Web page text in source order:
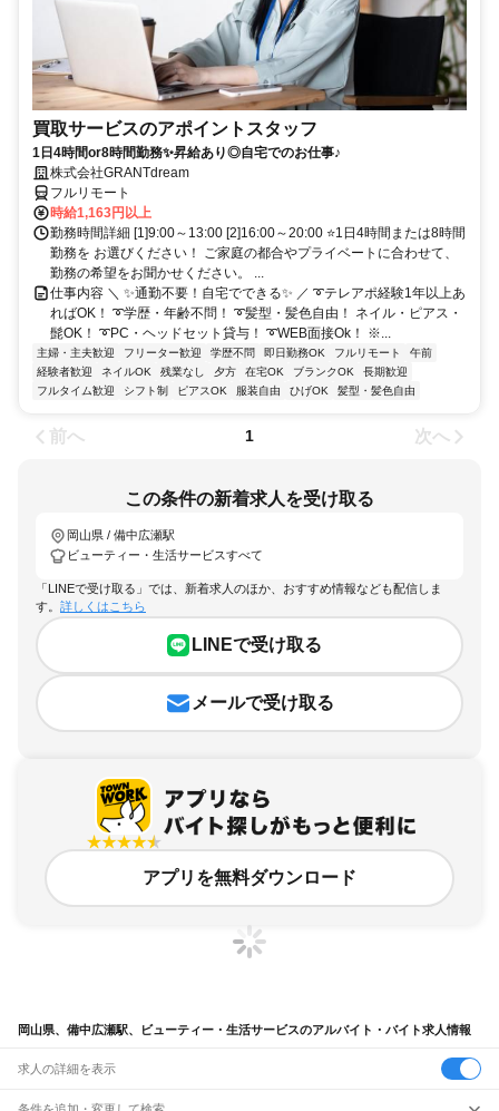
買取サービスのアポイントスタッフ
1日4時間or8時間勤務✨昇給あり◎自宅でのお仕事♪
株式会社GRANTdream
フルリモート
時給1,163円以上
勤務時間詳細 [1]9:00～13:00 [2]16:00～20:00 ⭐1日4時間または8時間
勤務を お選びください！ ご家庭の都合やプライベートに合わせて、
勤務の希望をお聞かせください。 ...
仕事内容 ＼ ✨通勤不要！自宅でできる✨ ／ ➰テレアポ経験1年以上あ
ればOK！ ➰学歴・年齢不問！ ➰髪型・髪色自由！ ネイル・ピアス・
髭OK！ ➰PC・ヘッドセット貸与！ ➰WEB面接Ok！ ※...
主婦・主夫歓迎 フリーター歓迎 学歴不問 即日勤務OK フルリモート
午前
経験者歓迎
ネイルOK 残業なし 夕方 在宅OK ブランクOK
長期歓迎
フルタイム歓迎
シフト制 ピアスOK 服装自由 ひげOK 髪型・髪色自由
前へ 1 次へ
この条件の新着求人を受け取る
岡山県 / 備中広瀬駅
ビューティー・生活サービスすべて
「LINEで受け取る」では、新着求人のほか、おすすめ情報なども配信しま
す。 詳しくはこちら
LINEで受け取る
メールで受け取る
アプリを無料ダウンロード
岡山県、備中広瀬駅、ビューティー・生活サービスのアルバイト・バイト求人情報
求人の詳細を表示
条件を追加・変更して検索